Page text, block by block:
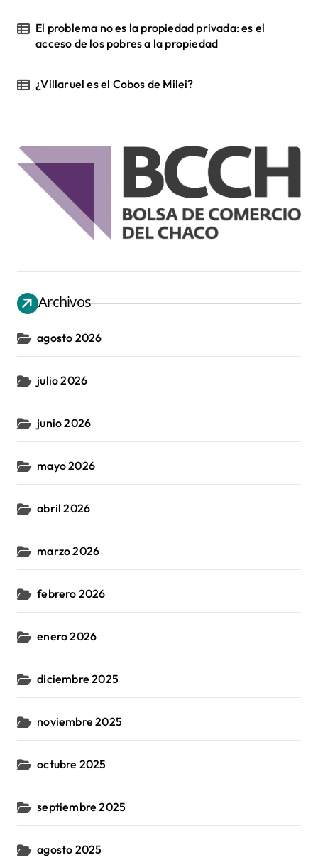
El problema no es la propiedad privada: es el
acceso de los pobres a la propiedad
¿Villaruel es el Cobos de Milei?
Archivos
agosto 2026
julio 2026
junio 2026
mayo 2026
abril 2026
marzo 2026
febrero 2026
enero 2026
diciembre 2025
noviembre 2025
octubre 2025
septiembre 2025
agosto 2025